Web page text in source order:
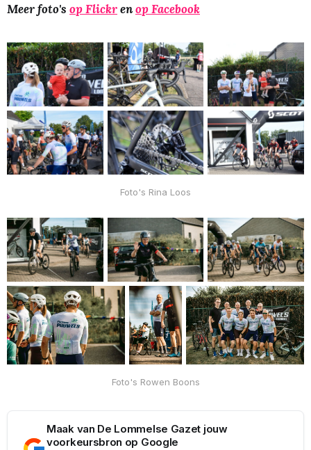
Meer foto's op Flickrenop Facebook
Foto's Rina Loos
Foto's Rowen Boons
Maak van De Lommelse Gazet jouw
voorkeursbron op Google